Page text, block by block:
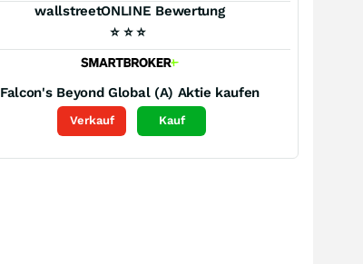
wallstreetONLINE Bewertung
⭐ ⭐ ⭐
Falcon's Beyond Global (A) Aktie kaufen
Verkauf Kauf